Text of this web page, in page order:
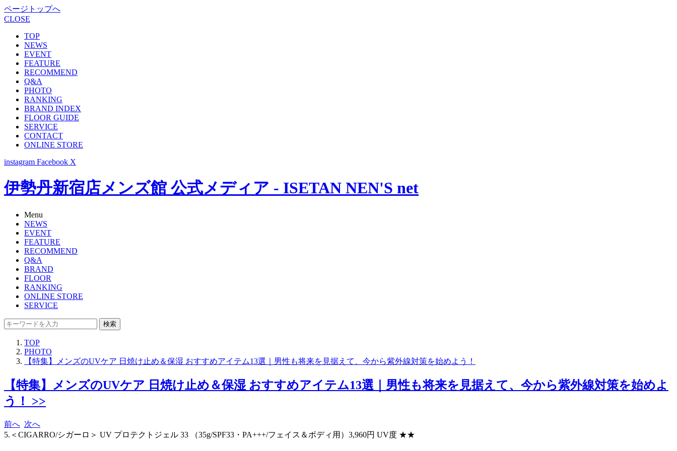
ページトップへ
CLOSE
TOP
NEWS
EVENT
FEATURE
RECOMMEND
Q&A
PHOTO
RANKING
BRAND INDEX
FLOOR GUIDE
SERVICE
CONTACT
ONLINE STORE
instagram Facebook X
伊勢丹新宿店メンズ館 公式メディア - ISETAN NEN'S net
Menu
NEWS
EVENT
FEATURE
RECOMMEND
Q&A
BRAND
FLOOR
RANKING
ONLINE STORE
SERVICE
検索
TOP
PHOTO
【特集】メンズのUVケア 日焼け止め＆保湿 おすすめアイテム13選｜男性も将来を見据えて、今から紫外線対策を始めよう！
【特集】メンズのUVケア 日焼け止め＆保湿 おすすめアイテム13選｜男性も将来を見据えて、今から紫外線対策を始めよ
う！ >>
前へ 次へ
5.＜CIGARRO/シガーロ＞ UV プロテクトジェル 33 （35g/SPF33・PA+++/フェイス＆ボディ用）3,960円 UV度 ★★